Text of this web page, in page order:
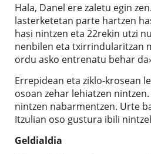
Hala, Danel ere zaletu egin
lasterketetan parte hartzen
hasi nintzen eta 22rekin utzi
nenbilen eta txirrindularitzan
ordu asko entrenatu behar
Errepidean eta ziklo-krosean
osoan zehar lehiatzen
nintzen nabarmentzen. Urte
Itzulian oso gustura ibili
Geldialdia